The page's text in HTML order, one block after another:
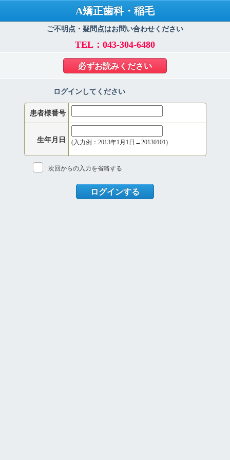
A矯正歯科・稲毛
ご不明点・疑問点はお問い合わせください
TEL：043-304-6480
必ずお読みください
ログインしてください
患者様番号
生年月日 (入力例：2013年1月1日→20130101)
次回からの入力を省略する
ログインする